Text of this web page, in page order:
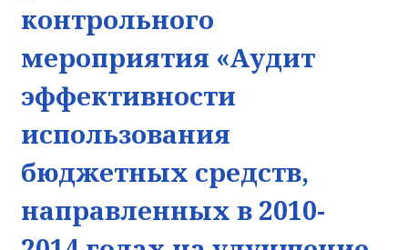
контрольного
мероприятия «Аудит
эффективности
использования
бюджетных средств,
направленных в 2010-